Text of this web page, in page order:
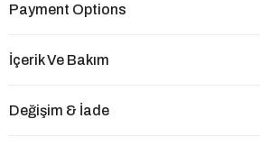
Payment Options
İçerik Ve Bakım
Değişim & İade